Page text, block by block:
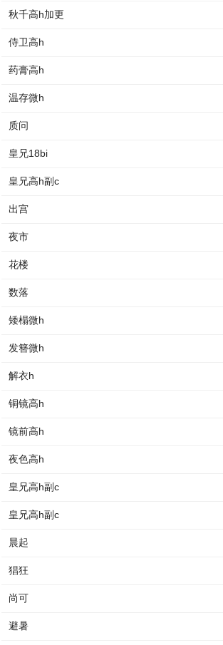
秋千高h加更
侍卫高h
药膏高h
温存微h
质问
皇兄18bi
皇兄高h副c
出宫
夜市
花楼
数落
矮榻微h
发簪微h
解衣h
铜镜高h
镜前高h
夜色高h
皇兄高h副c
皇兄高h副c
晨起
猖狂
尚可
避暑